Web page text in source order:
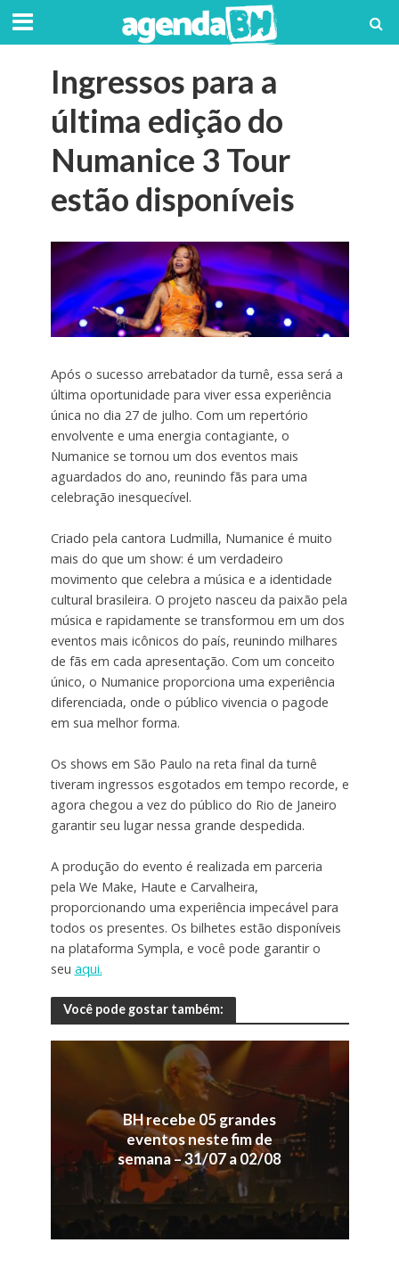
Ingressos para a
última edição do
Numanice 3 Tour
estão disponíveis
Após o sucesso arrebatador da turnê, essa será a
última oportunidade para viver essa experiência
única no dia 27 de julho. Com um repertório
envolvente e uma energia contagiante, o
Numanice se tornou um dos eventos mais
aguardados do ano, reunindo fãs para uma
celebração inesquecível.
Criado pela cantora Ludmilla, Numanice é muito
mais do que um show: é um verdadeiro
movimento que celebra a música e a identidade
cultural brasileira. O projeto nasceu da paixão pela
música e rapidamente se transformou em um dos
eventos mais icônicos do país, reunindo milhares
de fãs em cada apresentação. Com um conceito
único, o Numanice proporciona uma experiência
diferenciada, onde o público vivencia o pagode
em sua melhor forma.
Os shows em São Paulo na reta final da turnê
tiveram ingressos esgotados em tempo recorde, e
agora chegou a vez do público do Rio de Janeiro
garantir seu lugar nessa grande despedida.
A produção do evento é realizada em parceria
pela We Make, Haute e Carvalheira,
proporcionando uma experiência impecável para
todos os presentes. Os bilhetes estão disponíveis
na plataforma Sympla, e você pode garantir o
seu aqui.
Você pode gostar também:
BH recebe 05 grandes
eventos neste fim de
semana – 31/07 a 02/08